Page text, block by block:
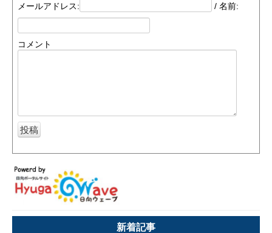
メールアドレス: / 名前:
コメント
新着記事